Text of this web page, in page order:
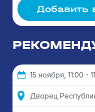
Добавить
15 ноября, 11:00 -
Дворец